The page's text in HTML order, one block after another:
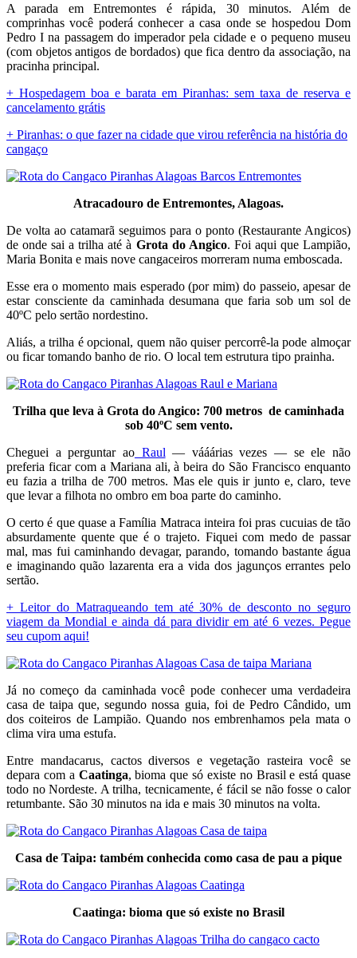
A parada em Entremontes é rápida, 30 minutos. Além de
comprinhas você poderá conhecer a casa onde se hospedou Dom
Pedro I na passagem do imperador pela cidade e o pequeno museu
(com objetos antigos de bordados) que fica dentro da associação, na
pracinha principal.
+ Hospedagem boa e barata em Piranhas: sem taxa de reserva e
cancelamento grátis
+ Piranhas: o que fazer na cidade que virou referência na história do
cangaço
Atracadouro de Entremontes, Alagoas.
De volta ao catamarã seguimos para o ponto (Restaurante Angicos)
de onde sai a trilha até à Grota do Angico. Foi aqui que Lampião,
Maria Bonita e mais nove cangaceiros morreram numa emboscada.
Esse era o momento mais esperado (por mim) do passeio, apesar de
estar consciente da caminhada desumana que faria sob um sol de
40ºC pelo sertão nordestino.
Aliás, a trilha é opcional, quem não quiser percorrê-la pode almoçar
ou ficar tomando banho de rio. O local tem estrutura tipo prainha.
Trilha que leva à Grota do Angico: 700 metros de caminhada
sob 40ºC sem vento.
Cheguei a perguntar aoRaul — vááárias vezes — se ele não
preferia ficar com a Mariana ali, à beira do São Francisco enquanto
eu fazia a trilha de 700 metros. Mas ele quis ir junto e, claro, teve
que levar a filhota no ombro em boa parte do caminho.
O certo é que quase a Família Matraca inteira foi pras cucuias de tão
absurdamente quente que é o trajeto. Fiquei com medo de passar
mal, mas fui caminhando devagar, parando, tomando bastante água
e imaginando quão lazarenta era a vida dos jagunços errantes pelo
sertão.
+ Leitor do Matraqueando tem até 30% de desconto no seguro
viagem da Mondial e ainda dá para dividir em até 6 vezes. Pegue
seu cupom aqui!
Já no começo da caminhada você pode conhecer uma verdadeira
casa de taipa que, segundo nossa guia, foi de Pedro Cândido, um
dos coiteiros de Lampião. Quando nos embrenhamos pela mata o
clima vira uma estufa.
Entre mandacarus, cactos diversos e vegetação rasteira você se
depara com a Caatinga, bioma que só existe no Brasil e está quase
todo no Nordeste. A trilha, tecnicamente, é fácil se não fosse o calor
retumbante. São 30 minutos na ida e mais 30 minutos na volta.
Casa de Taipa: também conhecida como casa de pau a pique
Caatinga: bioma que só existe no Brasil